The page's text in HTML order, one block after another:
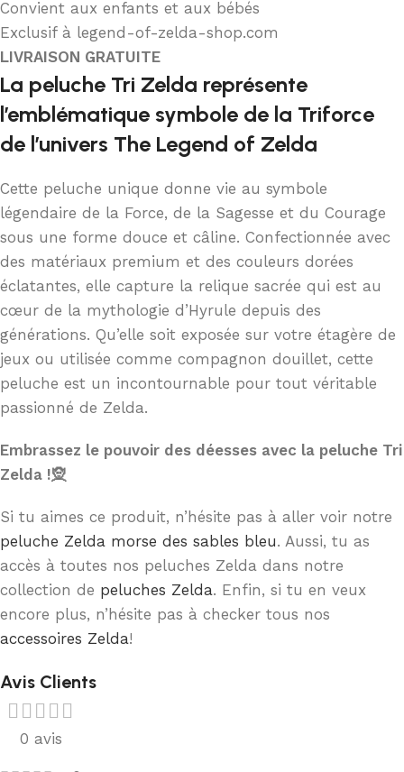
Convient aux enfants et aux bébés
Exclusif à legend-of-zelda-shop.com
LIVRAISON GRATUITE
La peluche Tri Zelda représente
l’emblématique symbole de la Triforce
de l’univers The Legend of Zelda
Cette peluche unique donne vie au symbole
légendaire de la Force, de la Sagesse et du Courage
sous une forme douce et câline. Confectionnée avec
des matériaux premium et des couleurs dorées
éclatantes, elle capture la relique sacrée qui est au
cœur de la mythologie d’Hyrule depuis des
générations. Qu’elle soit exposée sur votre étagère de
jeux ou utilisée comme compagnon douillet, cette
peluche est un incontournable pour tout véritable
passionné de Zelda.
Embrassez le pouvoir des déesses avec la peluche Tri
Zelda !🧝
Si tu aimes ce produit, n’hésite pas à aller voir notre
peluche Zelda morse des sables bleu. Aussi, tu as
accès à toutes nos peluches Zelda dans notre
collection de peluches Zelda. Enfin, si tu en veux
encore plus, n’hésite pas à checker tous nos
accessoires Zelda!
Avis Clients
0 avis